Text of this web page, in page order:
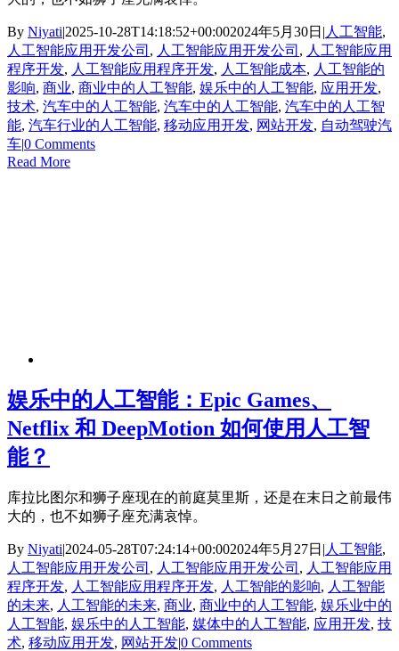
By Niyati|2025-10-28T14:18:52+00:002024年5月30日 | 人工智能,
人工智能应用开发公司 , 人工智能应用开发公司 , 人工智能应用
程序开发, 人工智能应用程序开发, 人工智能成本, 人工智能的
影响, 商业, 商业中的人工智能, 娱乐中的人工智能, 应用开发,
技术, 汽车中的人工智能, 汽车中的人工智能, 汽车中的人工智
能, 汽车行业的人工智能, 移动应用开发, 网站开发, 自动驾驶汽
车|0 Comments
Read More
娱乐中的人工智能：Epic Games、
Netflix 和 DeepMotion 如何使用人工智
能？
库拉比图尔和狮子座现在的前庭莫里斯，还是在末日之前最伟
大的，也不如狮子座充满哀悼。
By Niyati|2024-05-28T07:24:14+00:002024年5月27日 | 人工智能,
人工智能应用开发公司 , 人工智能应用开发公司 , 人工智能应用
程序开发, 人工智能应用程序开发, 人工智能的影响, 人工智能
的未来, 人工智能的未来, 商业, 商业中的人工智能, 娱乐业中的
人工智能, 娱乐中的人工智能, 媒体中的人工智能, 应用开发, 技
术, 移动应用开发, 网站开发|0 Comments